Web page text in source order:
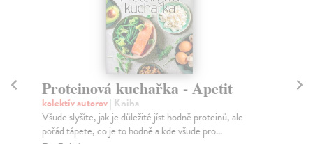
Proteinová kuchařka - Apetit
kolektív autorov| Kniha
Všude slyšíte, jak je důležité jíst hodně proteinů, ale
pořád tápete, co je to hodně a kde všude pro...